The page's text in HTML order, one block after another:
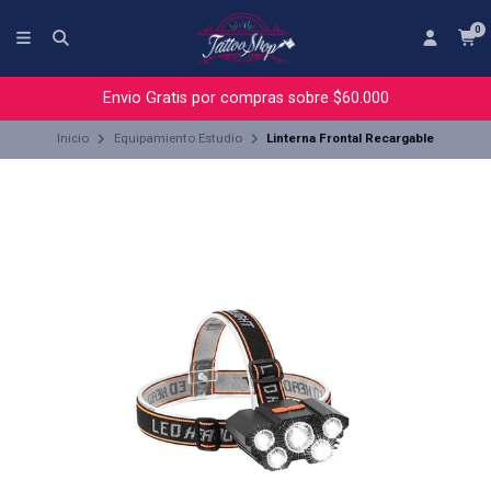
0
Envio Gratis por compras sobre $60.000
Inicio Equipamiento Estudio Linterna Frontal Recargable